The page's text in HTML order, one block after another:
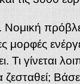
Νομική
μορφές
Τι γίνεται